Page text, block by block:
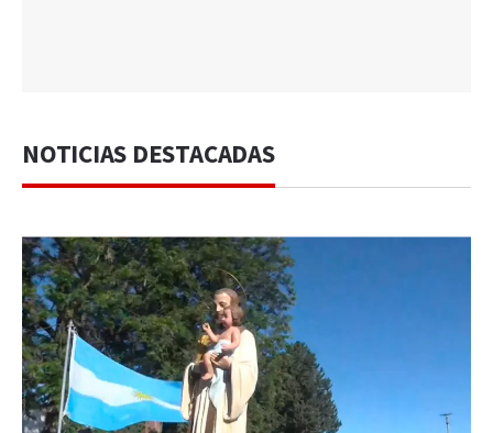
NOTICIAS DESTACADAS